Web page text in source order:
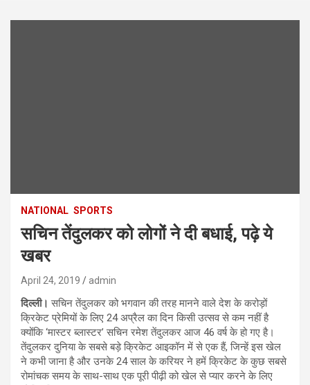
NATIONAL SPORTS
सचिन तेंदुलकर को लोगों ने दी बधाई, पढ़े ये
खबर
April 24, 2019 admin
दिल्ली। सचिन तेंदुलकर को भगवान की तरह मानने वाले देश के करोड़ों
क्रिकेट प्रेमियों के लिए 24 अप्रैल का दिन किसी उत्सव से कम नहीं है
क्योंकि ‘मास्टर ब्लास्टर’ सचिन रमेश तेंदुलकर आज 46 वर्ष के हो गए है।
तेंदुलकर दुनिया के सबसे बड़े क्रिकेट आइकॉन में से एक हैं, जिन्हें इस खेल
ने कभी जाना है और उनके 24 साल के करियर ने हमें क्रिकेट के कुछ सबसे
रोमांचक समय के साथ-साथ एक पूरी पीढ़ी को खेल से प्यार करने के लिए